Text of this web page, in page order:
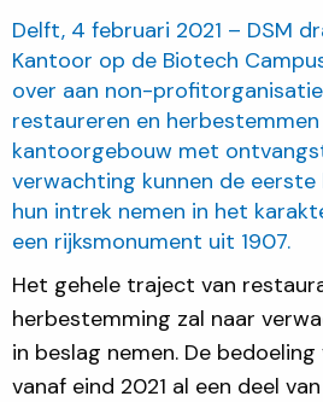
Delft, 4 februari 2021 – DSM
Kantoor op de Biotech
over aan non-profitorganisatie
restaureren en
kantoorgebouw met
verwachting kunnen de eerste
hun intrek nemen in het
een rijksmonument uit 1907.
Het gehele traject van
herbestemming zal naar
in beslag nemen. De bedoeling
vanaf eind 2021 al een deel